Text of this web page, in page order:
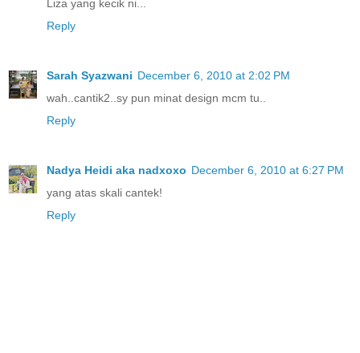
Liza yang kecik ni...
Reply
Sarah Syazwani December 6, 2010 at 2:02 PM
wah..cantik2..sy pun minat design mcm tu..
Reply
Nadya Heidi aka nadxoxo December 6, 2010 at 6:27 PM
yang atas skali cantek!
Reply